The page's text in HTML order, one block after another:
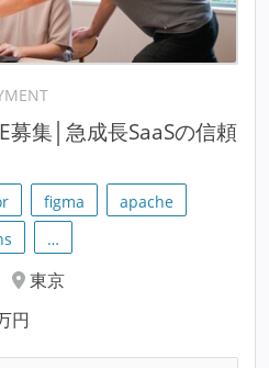
募集│急成長SaaSの信頼
figma
apache
…
東京
円